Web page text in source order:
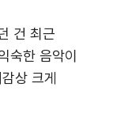
건 최근
숙한 음악이
상 크게